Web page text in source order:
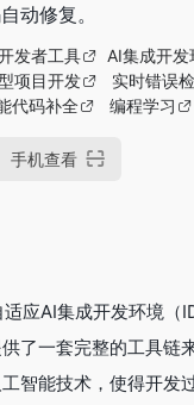
动修复。
发者工具 AI集成开发
项目开发 实时错误
代码补全 编程学习
手机查看
应AI集成开发环境（
了一套完整的工具链
智能技术，使得开发